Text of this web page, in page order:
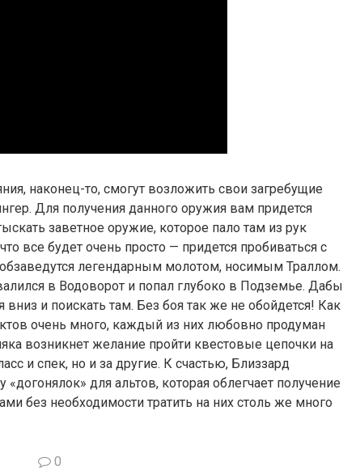
наконец-то, смогут возложить свои загребущие
Для получения данного оружия вам придется
заветное оружие, которое пало там из рук
все будет очень просто — придется пробиваться с
легендарным молотом, носимым Траллом.
в Водоворот и попал глубоко в Подземье. Дабы
и поискать там. Без боя так же не обойдется! Как
очень много, каждый из них любовно продуман
возникнет желание пройти квестовые цепочки на
и спек, но и за другие. К счастью, Близзард
для альтов, которая облегчает получение
без необходимости тратить на них столь же много
0